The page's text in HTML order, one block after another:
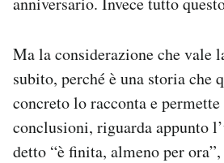
Ma la considerazione che vale
subito, perché è una storia che
concreto lo racconta e
conclusioni, riguarda appunto
detto “è finita, almeno per